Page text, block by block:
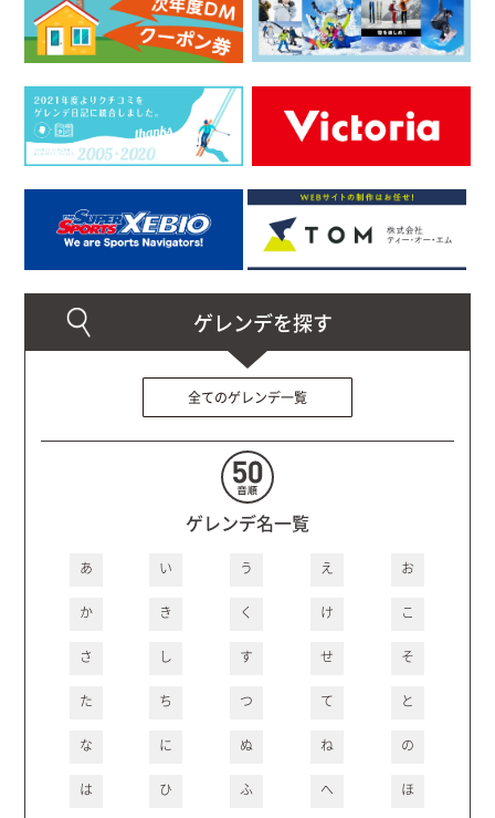
全てのゲレンデ一覧
ゲレンデ名一覧
あ い う え お
か き く け こ
さ し す せ そ
た ち つ て と
な に ぬ ね の
は ひ ふ へ ほ